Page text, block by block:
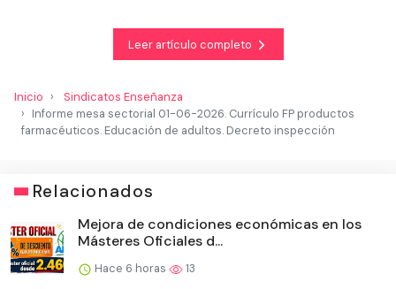
Leer artículo completo
Inicio
Sindicatos Enseñanza
Informe mesa sectorial 01-06-2026. Currículo FP productos
farmacéuticos. Educación de adultos. Decreto inspección
Relacionados
Mejora de condiciones económicas en los
Másteres Oficiales d...
Hace 6 horas 13